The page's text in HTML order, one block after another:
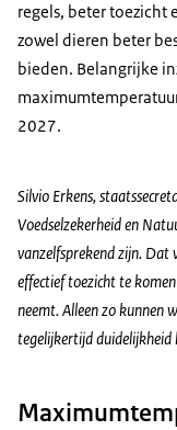
regels, beter toezicht
zowel dieren beter
bieden. Belangrijke
2027.
Silvio Erkens,
Voedselzekerheid en
vanzelfsprekend zijn. Dat
effectief toezicht te
neemt. Alleen zo kunnen
tegelijkertijd duidelijkheid